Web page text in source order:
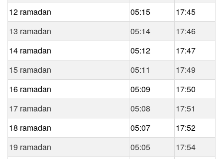
12 ramadan 05:15
17:45
13 ramadan
05:14
17:46
14 ramadan
05:12
17:47
15 ramadan
05:11
17:49
16 ramadan
05:09
17:50
17 ramadan
05:08
17:51
18 ramadan
05:07
17:52
19 ramadan
05:05
17:54